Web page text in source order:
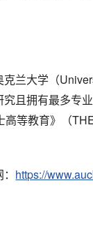
兰大学（
且拥有最多专
等教育》（
https://